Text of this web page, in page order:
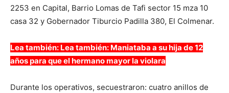
2253 en Capital, Barrio Lomas de Tafi sector 15 mza 10
casa 32 y Gobernador Tiburcio Padilla 380, El Colmenar.
Lea también: Lea también: Maniataba a su hija de 12
años para que el hermano mayor la violara
Durante los operativos, secuestraron: cuatro anillos de